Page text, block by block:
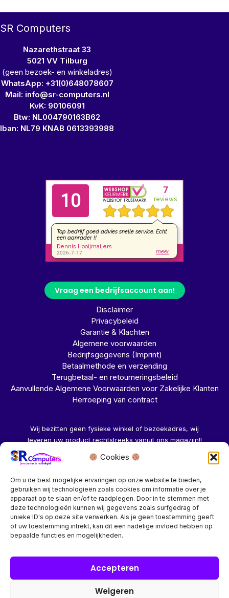
Cookies
Om u de best mogelijke ervaringen op onze website te bieden,
gebruiken wij technologieën zoals cookies om informatie over je
apparaat op te slaan en/of te raadplegen. Door in te stemmen met
deze technologieën kunnen wij gegevens zoals surfgedrag of
unieke ID's op deze site verwerken. Als je geen toestemming geeft
of uw toestemming intrekt, kan dit een nadelige invloed hebben op
bepaalde functies en mogelijkheden.
Accepteren
Weigeren
SR Computers
Nazarethstraat 33
5021 VV Tilburg
(geen bezoek- en winkeladres)
WhatsApp: +31(0)648078607
Mail: info@sr-computers.nl
KvK: 90106091
Btw: NL004790163B62
Iban: NL79 KNAB 0613393988
Vraag een bedrijfsaccount aan!
Disclaimer
Privacybeleid
Garantie & Klachten
Algemene voorwaarden
Bedrijfsgegevens (Imprint)
Betaalmethode en verzending
Terugbetaal- en retourneringsbeleid
Aanvullende Algemene Voorwaarden voor Zakelijke Klanten
Herroeping van contract
Wij bezitten geen fysieke winkel of bezoekadres, wij
leveren uw product rechtstreeks vanuit ons magazijn!!
Herroeping aanvragen →
Bedrijf? vraag een account aan voor speciale prijzen!